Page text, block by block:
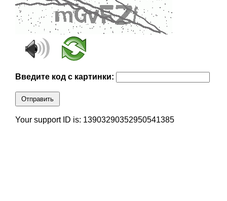
Введите код с картинки:
Отправить
Your support ID is: 13903290352950541385